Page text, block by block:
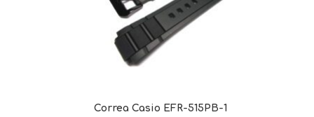
Correa Casio EFR-515PB-1